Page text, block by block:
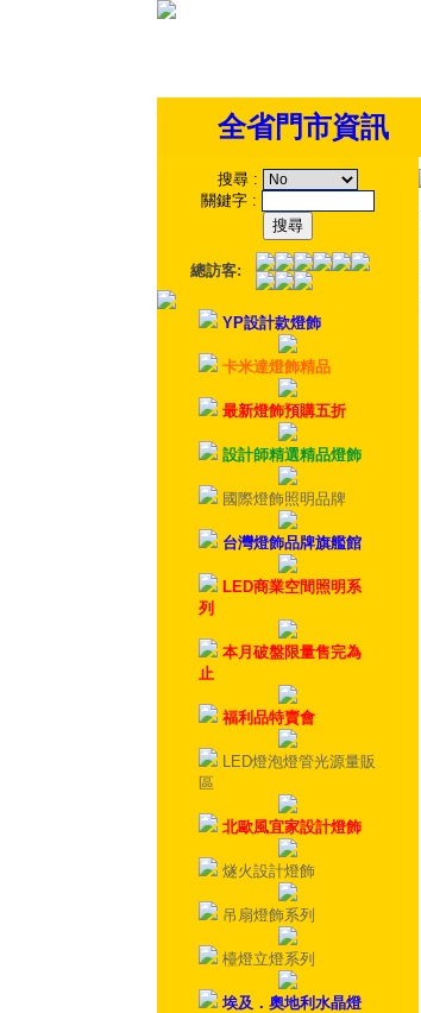
全省門市資訊
搜尋 :
關鍵字 :
總訪客:
YP設計款燈飾
卡米達燈飾精品
最新燈飾預購五折
設計師精選精品燈飾
國際燈飾照明品牌
台灣燈飾品牌旗艦館
LED商業空間照明系
列
本月破盤限量售完為
止
福利品特賣會
LED燈泡燈管光源量販
區
北歐風宜家設計燈飾
燧火設計燈飾
吊扇燈飾系列
檯燈立燈系列
埃及．奧地利水晶燈